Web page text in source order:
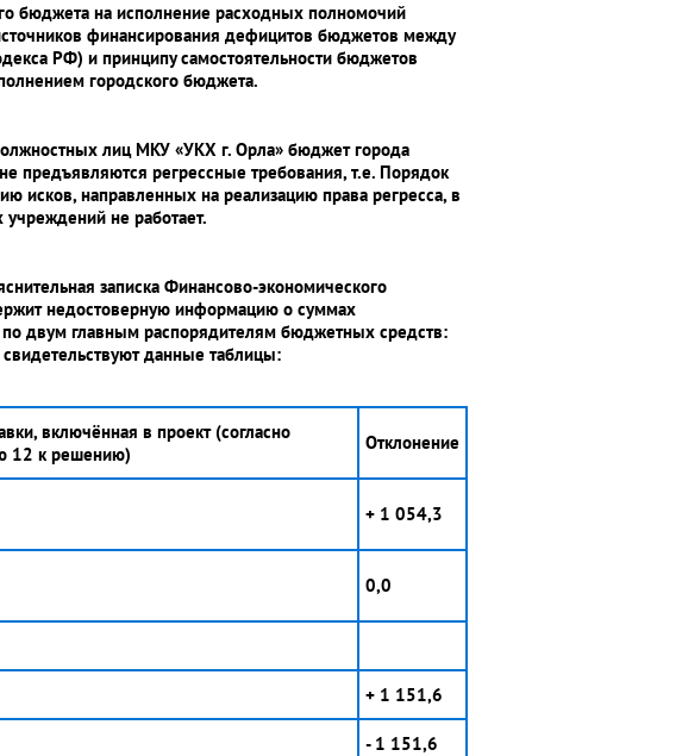
бюджета на исполнение расходных полномочий
финансирования дефицитов бюджетов между
РФ) и принципу самостоятельности бюджетов
городского бюджета.
лиц МКУ «УКХ г. Орла» бюджет города
предъявляются регрессные требования, т.е. Порядок
исков, направленных на реализацию права регресса, в
не работает.
записка Финансово-экономического
недостоверную информацию о суммах
двум главным распорядителям бюджетных средств:
данные таблицы:
включённая в проект (согласно
12 к решению)
Отклонение
+ 1 054,3
0,0
+ 1 151,6
- 1 151,6